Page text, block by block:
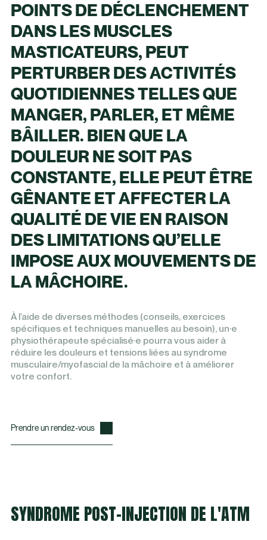
POINTS DE DÉCLENCHEMENT
DANS LES MUSCLES
MASTICATEURS, PEUT
PERTURBER DES ACTIVITÉS
QUOTIDIENNES TELLES QUE
MANGER, PARLER, ET MÊME
BÂILLER. BIEN QUE LA
DOULEUR NE SOIT PAS
CONSTANTE, ELLE PEUT ÊTRE
GÊNANTE ET AFFECTER LA
QUALITÉ DE VIE EN RAISON
DES LIMITATIONS QU’ELLE
IMPOSE AUX MOUVEMENTS DE
LA MÂCHOIRE.
À l’aide de diverses méthodes (conseils, exercices
spécifiques et techniques manuelles au besoin), un·e
physiothérapeute spécialisé·e pourra vous aider à
réduire les douleurs et tensions liées au syndrome
musculaire/myofascial de la mâchoire et à améliorer
votre confort.
Prendre un rendez-vous
SYNDROME POST-INJECTION DE L'ATM